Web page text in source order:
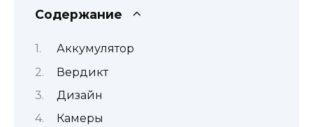
Содержание
Аккумулятор
Вердикт
Дизайн
Камеры